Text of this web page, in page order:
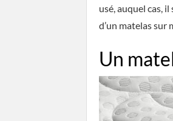
usé, auquel cas,
d’un matelas sur
Un